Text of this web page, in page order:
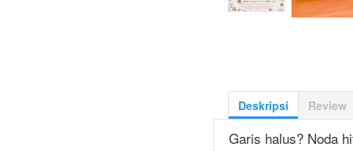
Deskripsi Review
Garis halus? Noda